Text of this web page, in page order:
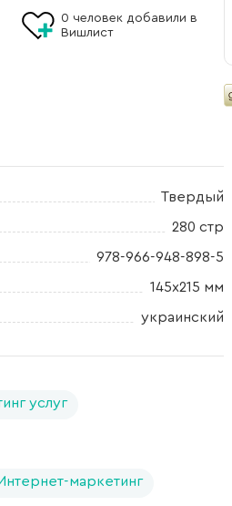
0 человек добавили в
Вишлист
Твердый
280 стр
978-966-948-898-5
145х215 мм
украинский
услуг
маркетинг